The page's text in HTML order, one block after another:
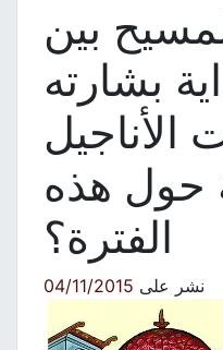
بين
بشارته
الأناجيل
حول هذه
الفترة؟
نشر على04/11/2015